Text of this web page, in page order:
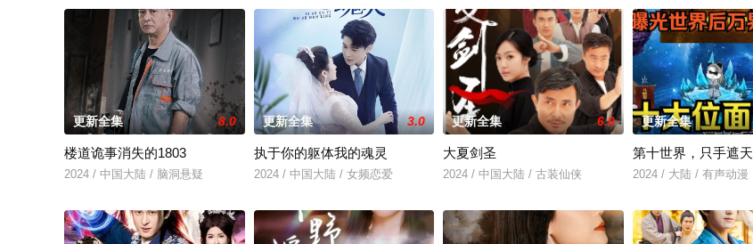
更新全集 8.0
楼道诡事消失的1803
2024 / 中国大陆 / 脑洞悬疑
更新全集 3.0
执于你的躯体我的魂灵
2024 / 中国大陆 / 女频恋爱
更新全集 6.0
大夏剑圣
2024 / 中国大陆 / 古装仙侠
更新全集
第十世界，只手遮天
2024 / 大陆 / 有声动漫